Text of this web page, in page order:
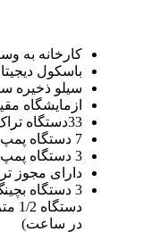
کارخانه به وسعت 20000
باسکول دیجیتال 60 تنی
سیلو ذخیره
ازمایشگاه
33دستگاه تراک میکسر
7 دستگاه پمپ ثابت
3 دستگاه پمپ دکل 36-42-52 متری
دارای مجوز
در ساعت)